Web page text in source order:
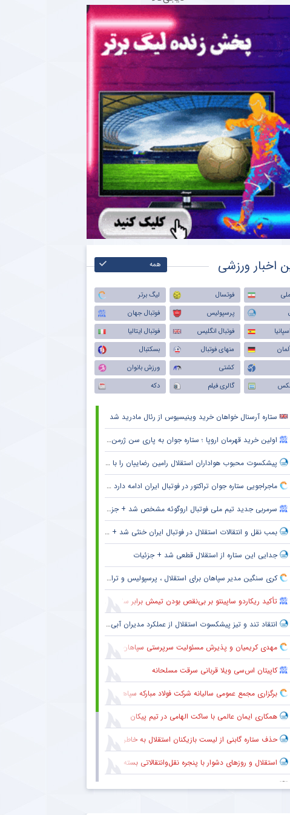
اخبار ورزشی همه
فوتسال
لیگ برتر
پرسپولیس
فوتبال جهان
فوتبال انگلیس
فوتبال ایتالیا
منهای فوتبال
بسکتبال
کشتی
ورزش بانوان
گالری فیلم دکه
ستاره آرسنال خواهان خرید وینیسیوس از رئال مادرید شد
اولین خرید قهرمان اروپا ؛ ستاره جوان به پاری سن ژرمن می رود
پیشکسوت محبوب هواداران استقلال رامین رضاییان را با خاک یکسان کرد + جزئیات
ماجراجویی ستاره جوان تراکتور در فوتبال ایران ادامه دارد + جزئیات
سرمربی جدید تیم ملی فوتبال اروگوئه مشخص شد + جزئیات
بمب نقل و انتقالات استقلال در فوتبال ایران خنثی شد + جزئیات
جدایی این ستاره از استقلال قطعی شد + جزئیات
کری سنگین مدیر سپاهان برای استقلال ، پرسپولیس و تراکتور + جزئیات
تأکید ریکاردو ساپینتو بر بی‌نقص بودن تیمش برابر سالزبورگ
انتقاد تند و تیز پیشکسوت استقلال از عملکرد مدیران آبی + جزئیات
مهدی کریمیان و پذیرش مسئولیت سرپرستی سپاهان
کاپیتان اس‌سی ویلا قربانی سرقت مسلحانه
برگزاری مجمع عمومی سالیانه شرکت فولاد مبارکه سپاهان
همکاری ایمان عالمی با ساکت الهامی در تیم پیکان
حذف ستاره گابنی از لیست بازیکنان استقلال به خاطر محدودیت نقل‌وانتقالاتی
استقلال و روزهای دشوار با پنجره نقل‌وانتقالاتی بسته